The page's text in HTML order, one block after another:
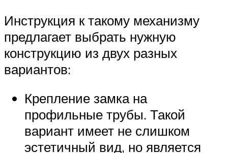
Инструкция к такому механизму
предлагает выбрать нужную
конструкцию из двух разных
вариантов:
Крепление замка на
профильные трубы. Такой
вариант имеет не слишком
эстетичный вид, но является